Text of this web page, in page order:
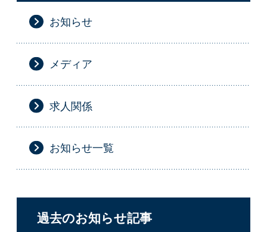
お知らせ
メディア
求人関係
お知らせ一覧
過去のお知らせ記事